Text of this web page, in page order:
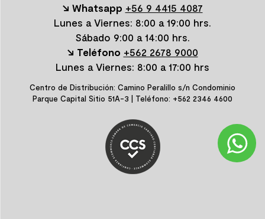
↘ Whatsapp +56 9 4415 4087
Lunes a Viernes: 8:00 a 19:00 hrs.
Sábado 9:00 a 14:00 hrs.
↘ Teléfono +562 2678 9000
Lunes a Viernes: 8:00 a 17:00 hrs
Centro de Distribución: Camino Peralillo s/n Condominio
Parque Capital Sitio 51A-3 | Teléfono: +562 2346 4600